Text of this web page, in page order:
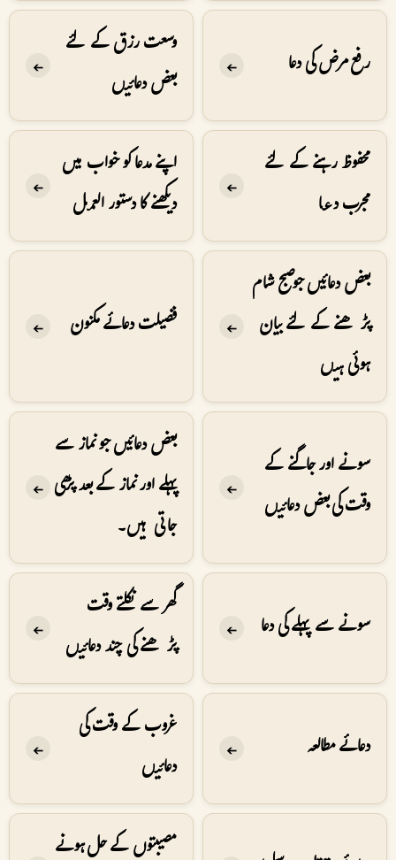
رفع مرض کی دعا ➔
وسعت رزق کے لئے
بعض دعائیں
➔
محفوظ رہنے کے لئے
مجرب دعا
➔
اپنے مدعا کو خواب میں
دیکھنے کا دستور العمل
➔
بعض دعائیں جو صبح شام
پڑھنے کے لئے بیان
ہوئی ہیں
➔ فضیلت دعائے مکنون ➔
سونے اور جاگنے کے
وقت کی بعض دعائیں
➔
بعض دعائیں جو نماز سے
پہلے اور نماز کے بعد پڑھی
جاتی ہیں۔
➔
سونے سے پہلے کی دعا ➔
گھر سے نکلتے وقت
پڑھنے کی چند دعائیں
➔
دعائے مطالعہ ➔
غروب کے وقت کی
دعائیں
➔
مصیبتوں کے حل ہونے